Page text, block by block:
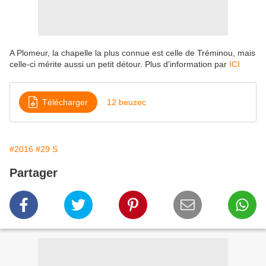
A Plomeur, la chapelle la plus connue est celle de Tréminou, mais
celle-ci mérite aussi un petit détour. Plus d'information par ICI
Télécharger 12 beuzec
#2016 #29 S
Partager